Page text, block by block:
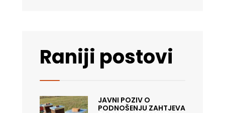
Raniji postovi
JAVNI POZIV O
PODNOŠENJU ZAHTJEVA